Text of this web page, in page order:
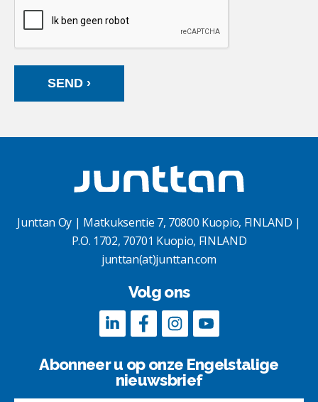
Junttan Oy | Matkuksentie 7, 70800 Kuopio, FINLAND |
P.O. 1702, 70701 Kuopio, FINLAND
junttan(at)junttan.com
Volg ons
Abonneer u op onze Engelstalige
nieuwsbrief